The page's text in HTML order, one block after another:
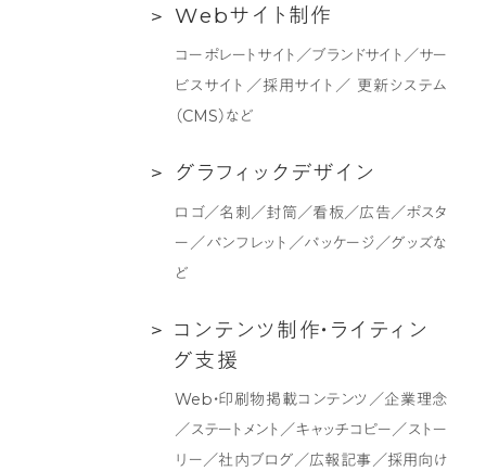
ン
支
Web
作
Webサ イ ト 制 作
コーポレートサイト／ブランドサイト／サー
ビスサイト／採用サイト／ 更新システム
（CMS）など
グ
ク
グラフ ィ ッ ク デザイ ン
ロゴ／名刺／封筒／看板／広告／ポスタ
ー／パンフレット／パッケージ／グッズな
ど
コ コ ン テ ン ツ制 作・ ラ イ ティ ン
グ支援
Web・印刷物掲載コンテンツ／企業理念
／ステートメント／キャッチコピー／ストー
リー／社内ブログ／広報記事／採用向け